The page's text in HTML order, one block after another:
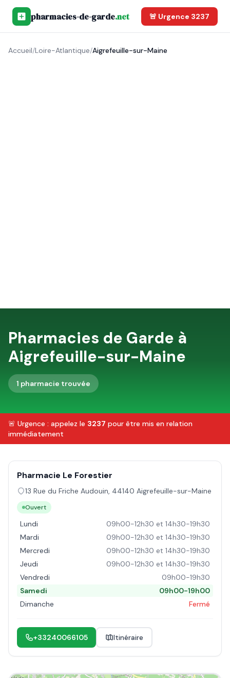
pharmacies-de-garde.net 🚨 Urgence 3237
Accueil/Loire-Atlantique/Aigrefeuille-sur-Maine
Pharmacies de Garde à
Aigrefeuille-sur-Maine
1 pharmacie trouvée
🚨 Urgence : appelez le 3237 pour être mis en relation
immédiatement
Pharmacie Le Forestier
13 Rue du Friche Audouin, 44140 Aigrefeuille-sur-Maine
Ouvert
Lundi
09h00-12h30 et 14h30-19h30
Mardi
09h00-12h30 et 14h30-19h30
Mercredi
09h00-12h30 et 14h30-19h30
Jeudi
09h00-12h30 et 14h30-19h30
Vendredi
09h00-19h30
Samedi
09h00-19h00
Dimanche
Fermé
+33240066105 Itinéraire